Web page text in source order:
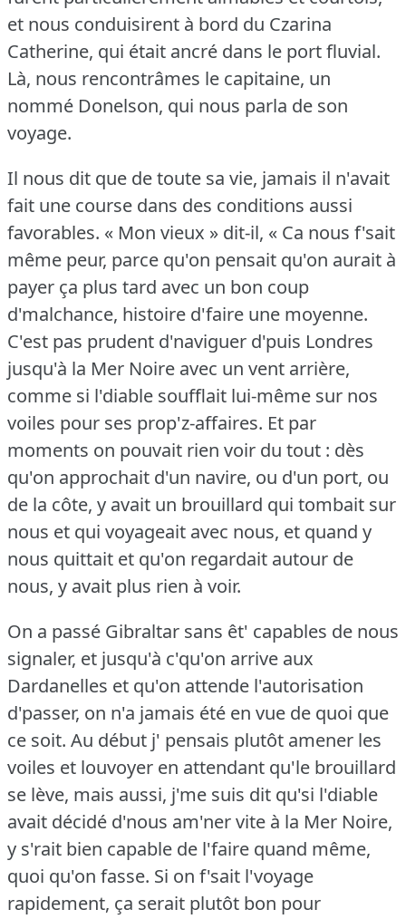
et nous conduisirent à bord du Czarina
Catherine, qui était ancré dans le port fluvial.
Là, nous rencontrâmes le capitaine, un
nommé Donelson, qui nous parla de son
voyage.
Il nous dit que de toute sa vie, jamais il n'avait
fait une course dans des conditions aussi
favorables. « Mon vieux » dit-il, « Ca nous f'sait
même peur, parce qu'on pensait qu'on aurait à
payer ça plus tard avec un bon coup
d'malchance, histoire d'faire une moyenne.
C'est pas prudent d'naviguer d'puis Londres
jusqu'à la Mer Noire avec un vent arrière,
comme si l'diable soufflait lui-même sur nos
voiles pour ses prop'z-affaires. Et par
moments on pouvait rien voir du tout : dès
qu'on approchait d'un navire, ou d'un port, ou
de la côte, y avait un brouillard qui tombait sur
nous et qui voyageait avec nous, et quand y
nous quittait et qu'on regardait autour de
nous, y avait plus rien à voir.
On a passé Gibraltar sans êt' capables de nous
signaler, et jusqu'à c'qu'on arrive aux
Dardanelles et qu'on attende l'autorisation
d'passer, on n'a jamais été en vue de quoi que
ce soit. Au début j' pensais plutôt amener les
voiles et louvoyer en attendant qu'le brouillard
se lève, mais aussi, j'me suis dit qu'si l'diable
avait décidé d'nous am'ner vite à la Mer Noire,
y s'rait bien capable de l'faire quand même,
quoi qu'on fasse. Si on f'sait l'voyage
rapidement, ça serait plutôt bon pour